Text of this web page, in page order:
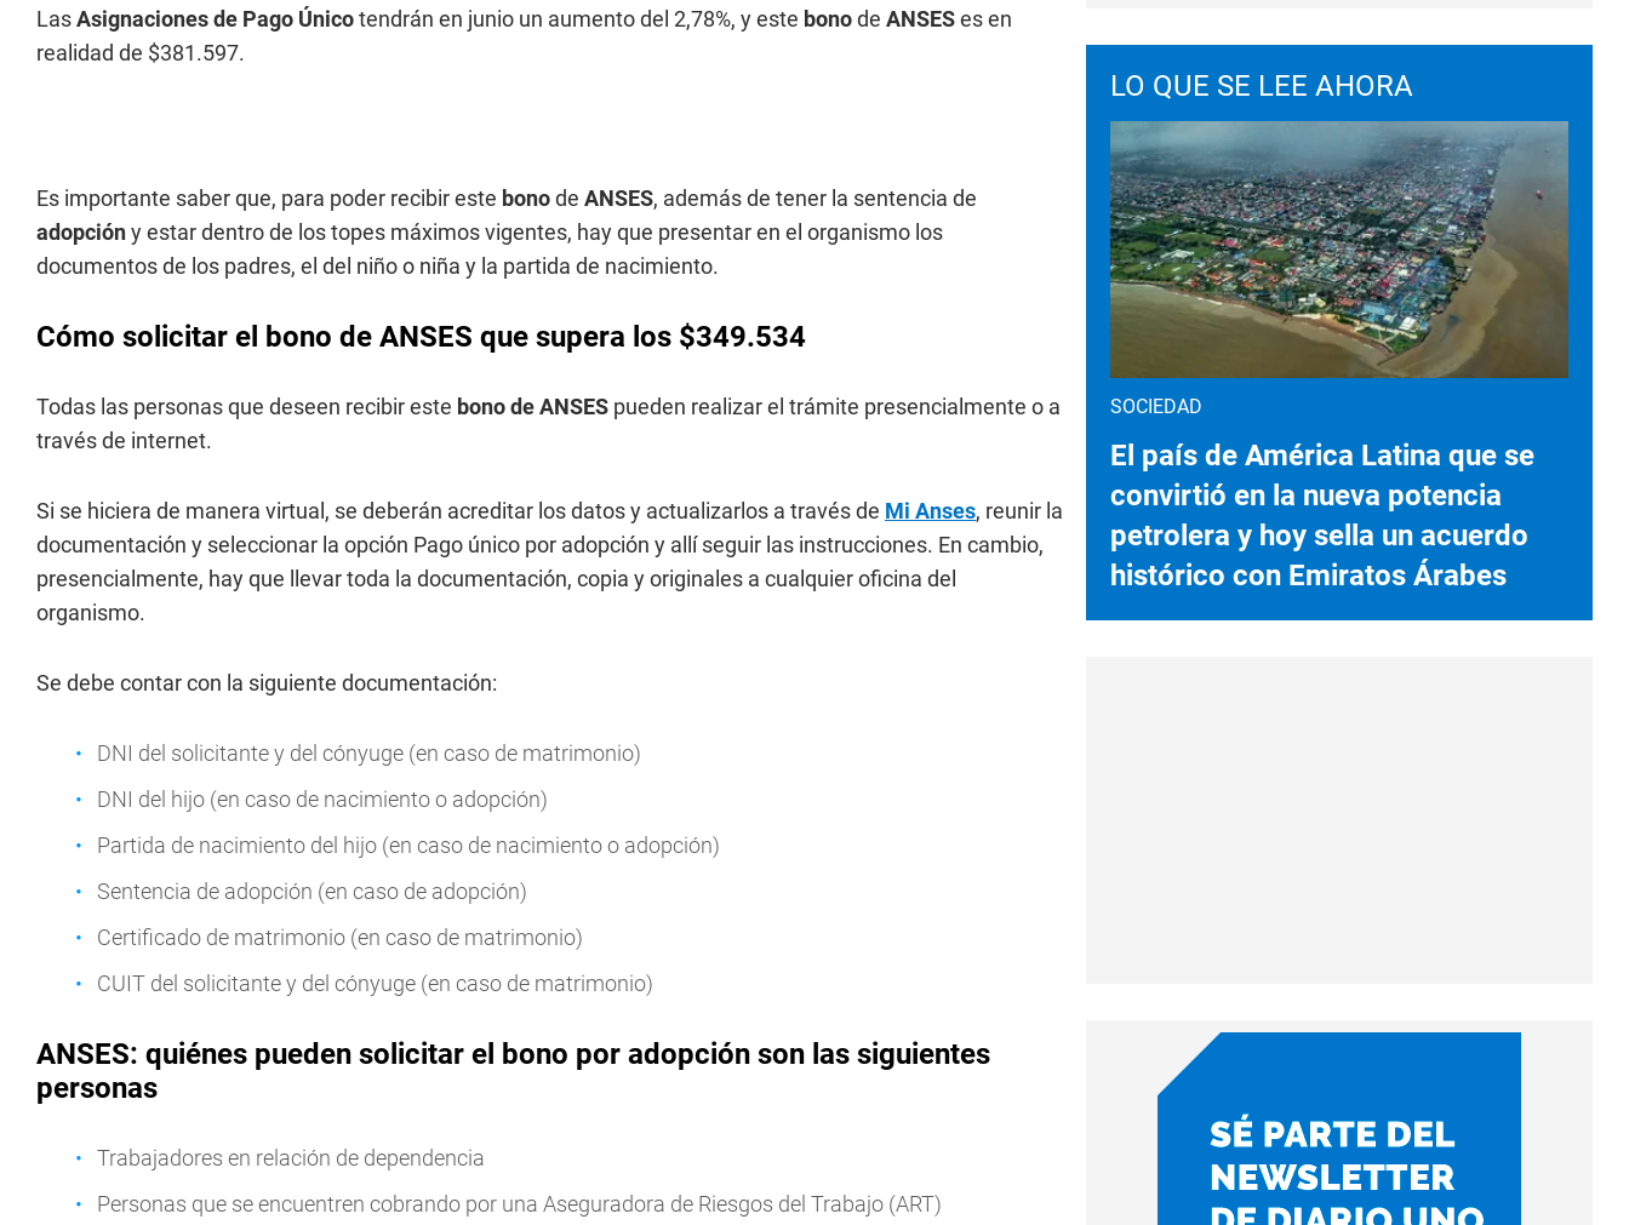
LasAsignaciones de Pago Únicotendrán en junio un aumento del 2,78%, y este bonode ANSESes en
realidad de $381.597.
Es importante saber que, para poder recibir este bonode ANSES, además de tener la sentencia de
adopcióny estar dentro de los topes máximos vigentes, hay que presentar en el organismo los
documentos de los padres, el del niño o niña y la partida de nacimiento.
Cómo solicitar el bono de ANSES que supera los $349.534
Todas las personas que deseen recibir este bono de ANSES pueden realizar el trámite presencialmente o a
través de internet.
Si se hiciera de manera virtual, se deberán acreditar los datos y actualizarlos a través de Mi Anses, reunir la
documentación y seleccionar la opción Pago único por adopción y allí seguir las instrucciones. En cambio,
presencialmente, hay que llevar toda la documentación, copia y originales a cualquier oficina del
organismo.
Se debe contar con la siguiente documentación:
DNI del solicitante y del cónyuge (en caso de matrimonio)
DNI del hijo (en caso de nacimiento o adopción)
Partida de nacimiento del hijo (en caso de nacimiento o adopción)
Sentencia de adopción (en caso de adopción)
Certificado de matrimonio (en caso de matrimonio)
CUIT del solicitante y del cónyuge (en caso de matrimonio)
ANSES: quiénes pueden solicitar el bono por adopción son las siguientes
personas
Trabajadores en relación de dependencia
Personas que se encuentren cobrando por una Aseguradora de Riesgos del Trabajo (ART)
LO QUE SE LEE AHORA
SOCIEDAD
El país de América Latina que se
convirtió en la nueva potencia
petrolera y hoy sella un acuerdo
histórico con Emiratos Árabes